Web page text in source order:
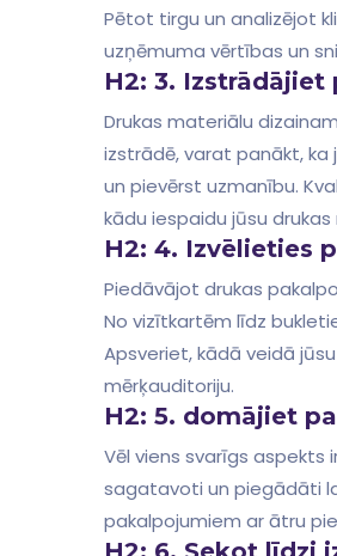
Pētot tirgu ‌un analizējot
uzņēmuma vērtības un
H2: 3.
Drukas materiālu
izstrādē, varat panākt, ka
un pievērst uzmanību.
kādu iespaidu jūsu
H2: 4. Izvēlieties
Piedāvājot drukas
No vizītkartēm līdz
Apsveriet, kādā veidā
mērķauditoriju.
H2: 5. domājiet
Vēl viens svarīgs aspekts
sagatavoti un piegādāti
pakalpojumiem ar ātru